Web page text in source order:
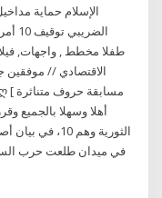
الإسلام حماية
الثورية وهم
في ميدان طلعت حرب